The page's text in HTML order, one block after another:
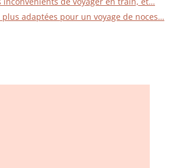
adaptées pour un voyage de noces…